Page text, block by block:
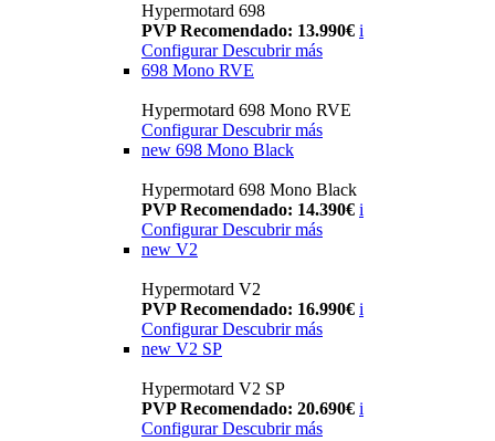
Hypermotard 698
PVP Recomendado: 13.990€ i
ConfigurarDescubrir más
698 Mono RVE
Hypermotard 698 Mono RVE
Configurar Descubrir más
new 698 Mono Black
Hypermotard 698 Mono Black
PVP Recomendado: 14.390€ i
Configurar Descubrir más
new V2
Hypermotard V2
PVP Recomendado: 16.990€ i
Configurar Descubrir más
new V2 SP
Hypermotard V2 SP
PVP Recomendado: 20.690€ i
Configurar Descubrir más